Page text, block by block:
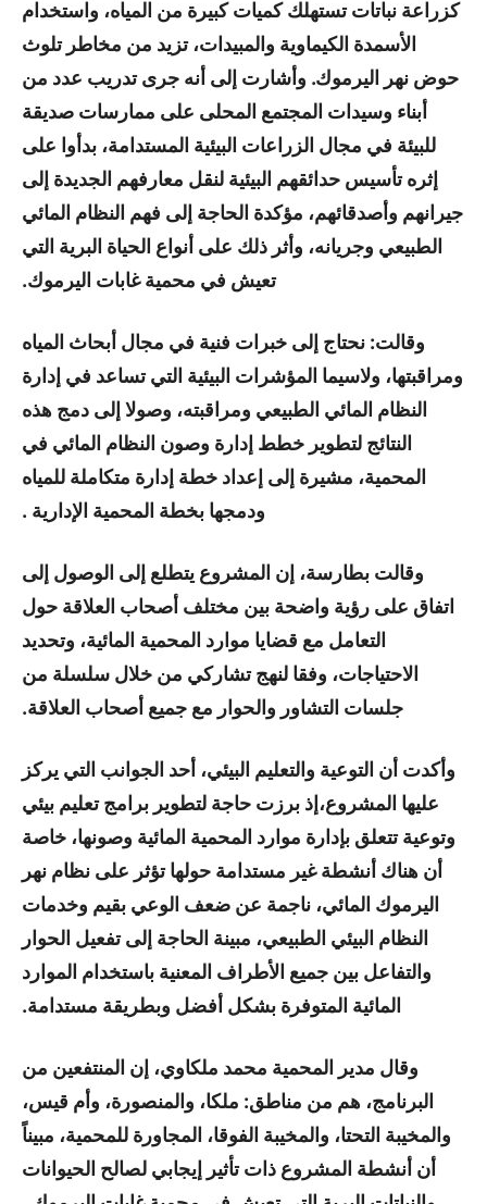
كزراعة نباتات تستهلك كميات كبيرة من المياه، واستخدام
الأسمدة الكيماوية والمبيدات، تزيد من مخاطر تلوث
حوض نهر اليرموك. وأشارت إلى أنه جرى تدريب عدد من
أبناء وسيدات المجتمع المحلى على ممارسات صديقة
للبيئة في مجال الزراعات البيئية المستدامة، بدأوا على
إثره تأسيس حدائقهم البيئية لنقل معارفهم الجديدة إلى
جيرانهم وأصدقائهم، مؤكدة الحاجة إلى فهم النظام المائي
الطبيعي وجريانه، وأثر ذلك على أنواع الحياة البرية التي
تعيش في محمية غابات اليرموك.
وقالت: نحتاج إلى خبرات فنية في مجال أبحاث المياه
ومراقبتها، ولاسيما المؤشرات البيئية التي تساعد في إدارة
النظام المائي الطبيعي ومراقبته، وصولا إلى دمج هذه
النتائج لتطوير خطط إدارة وصون النظام المائي في
المحمية، مشيرة إلى إعداد خطة إدارة متكاملة للمياه
ودمجها بخطة المحمية الإدارية .
وقالت بطارسة، إن المشروع يتطلع إلى الوصول إلى
اتفاق على رؤية واضحة بين مختلف أصحاب العلاقة حول
التعامل مع قضايا موارد المحمية المائية، وتحديد
الاحتياجات، وفقا لنهج تشاركي من خلال سلسلة من
جلسات التشاور والحوار مع جميع أصحاب العلاقة.
وأكدت أن التوعية والتعليم البيئي، أحد الجوانب التي يركز
عليها المشروع،إذ برزت حاجة لتطوير برامج تعليم بيئي
وتوعية تتعلق بإدارة موارد المحمية المائية وصونها، خاصة
أن هناك أنشطة غير مستدامة حولها تؤثر على نظام نهر
اليرموك المائي، ناجمة عن ضعف الوعي بقيم وخدمات
النظام البيئي الطبيعي، مبينة الحاجة إلى تفعيل الحوار
والتفاعل بين جميع الأطراف المعنية باستخدام الموارد
المائية المتوفرة بشكل أفضل وبطريقة مستدامة.
وقال مدير المحمية محمد ملكاوي، إن المنتفعين من
البرنامج، هم من مناطق: ملكا، والمنصورة، وأم قيس،
والمخيبة التحتا، والمخيبة الفوقا، المجاورة للمحمية، مبيناً
أن أنشطة المشروع ذات تأثير إيجابي لصالح الحيوانات